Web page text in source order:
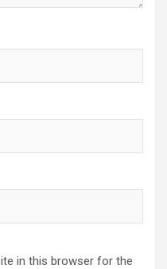
in this browser for the